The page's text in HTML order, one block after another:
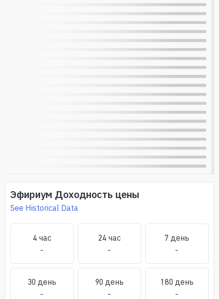
Эфириум Доходность цены
See Historical Data
4 час
-
24 час
-
7 день
-
30 день
-
90 день
-
180 день
-